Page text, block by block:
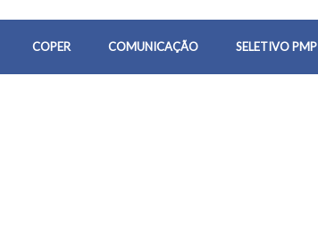
COPER COMUNICAÇÃO SELETIVO PMP